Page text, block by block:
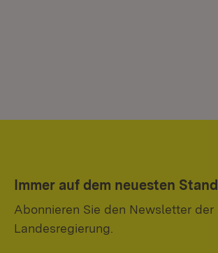
Immer auf dem neuesten Stand
Abonnieren Sie den Newsletter der
Landesregierung.